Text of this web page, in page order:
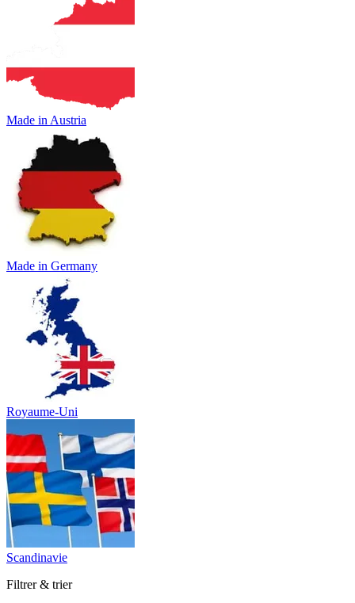
Made in Austria
Made in Germany
Royaume-Uni
Scandinavie
Filtrer & trier